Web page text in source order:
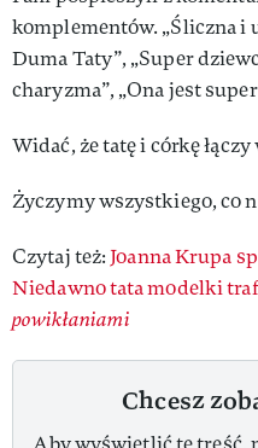
komplementów. „Śliczna i
Duma Taty”, „Super
charyzma”, „Ona jest
Widać, że tatę i córkę
Życzymy wszystkiego, co
Czytaj też: Joanna Krupa
Niedawno tata modelki
powikłaniami
Chcesz